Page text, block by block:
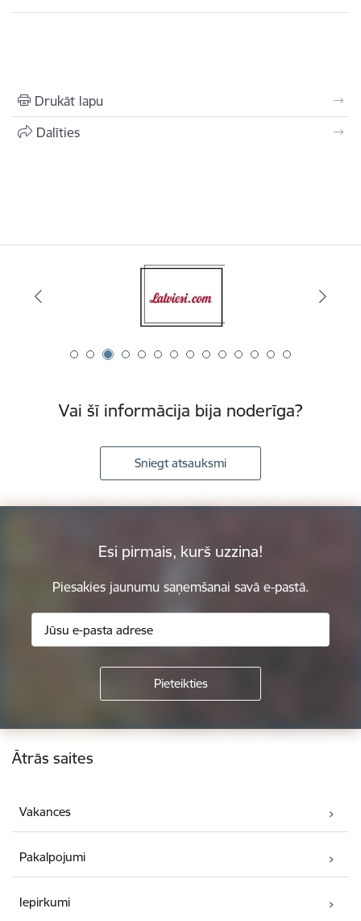
Drukāt lapu
Dalīties
Vai šī informācija bija noderīga?
Sniegt atsauksmi
Esi pirmais, kurš uzzina!
Piesakies jaunumu saņemšanai savā e-pastā.
Kājene
Ātrās saites
Vakances
Pakalpojumi
Iepirkumi